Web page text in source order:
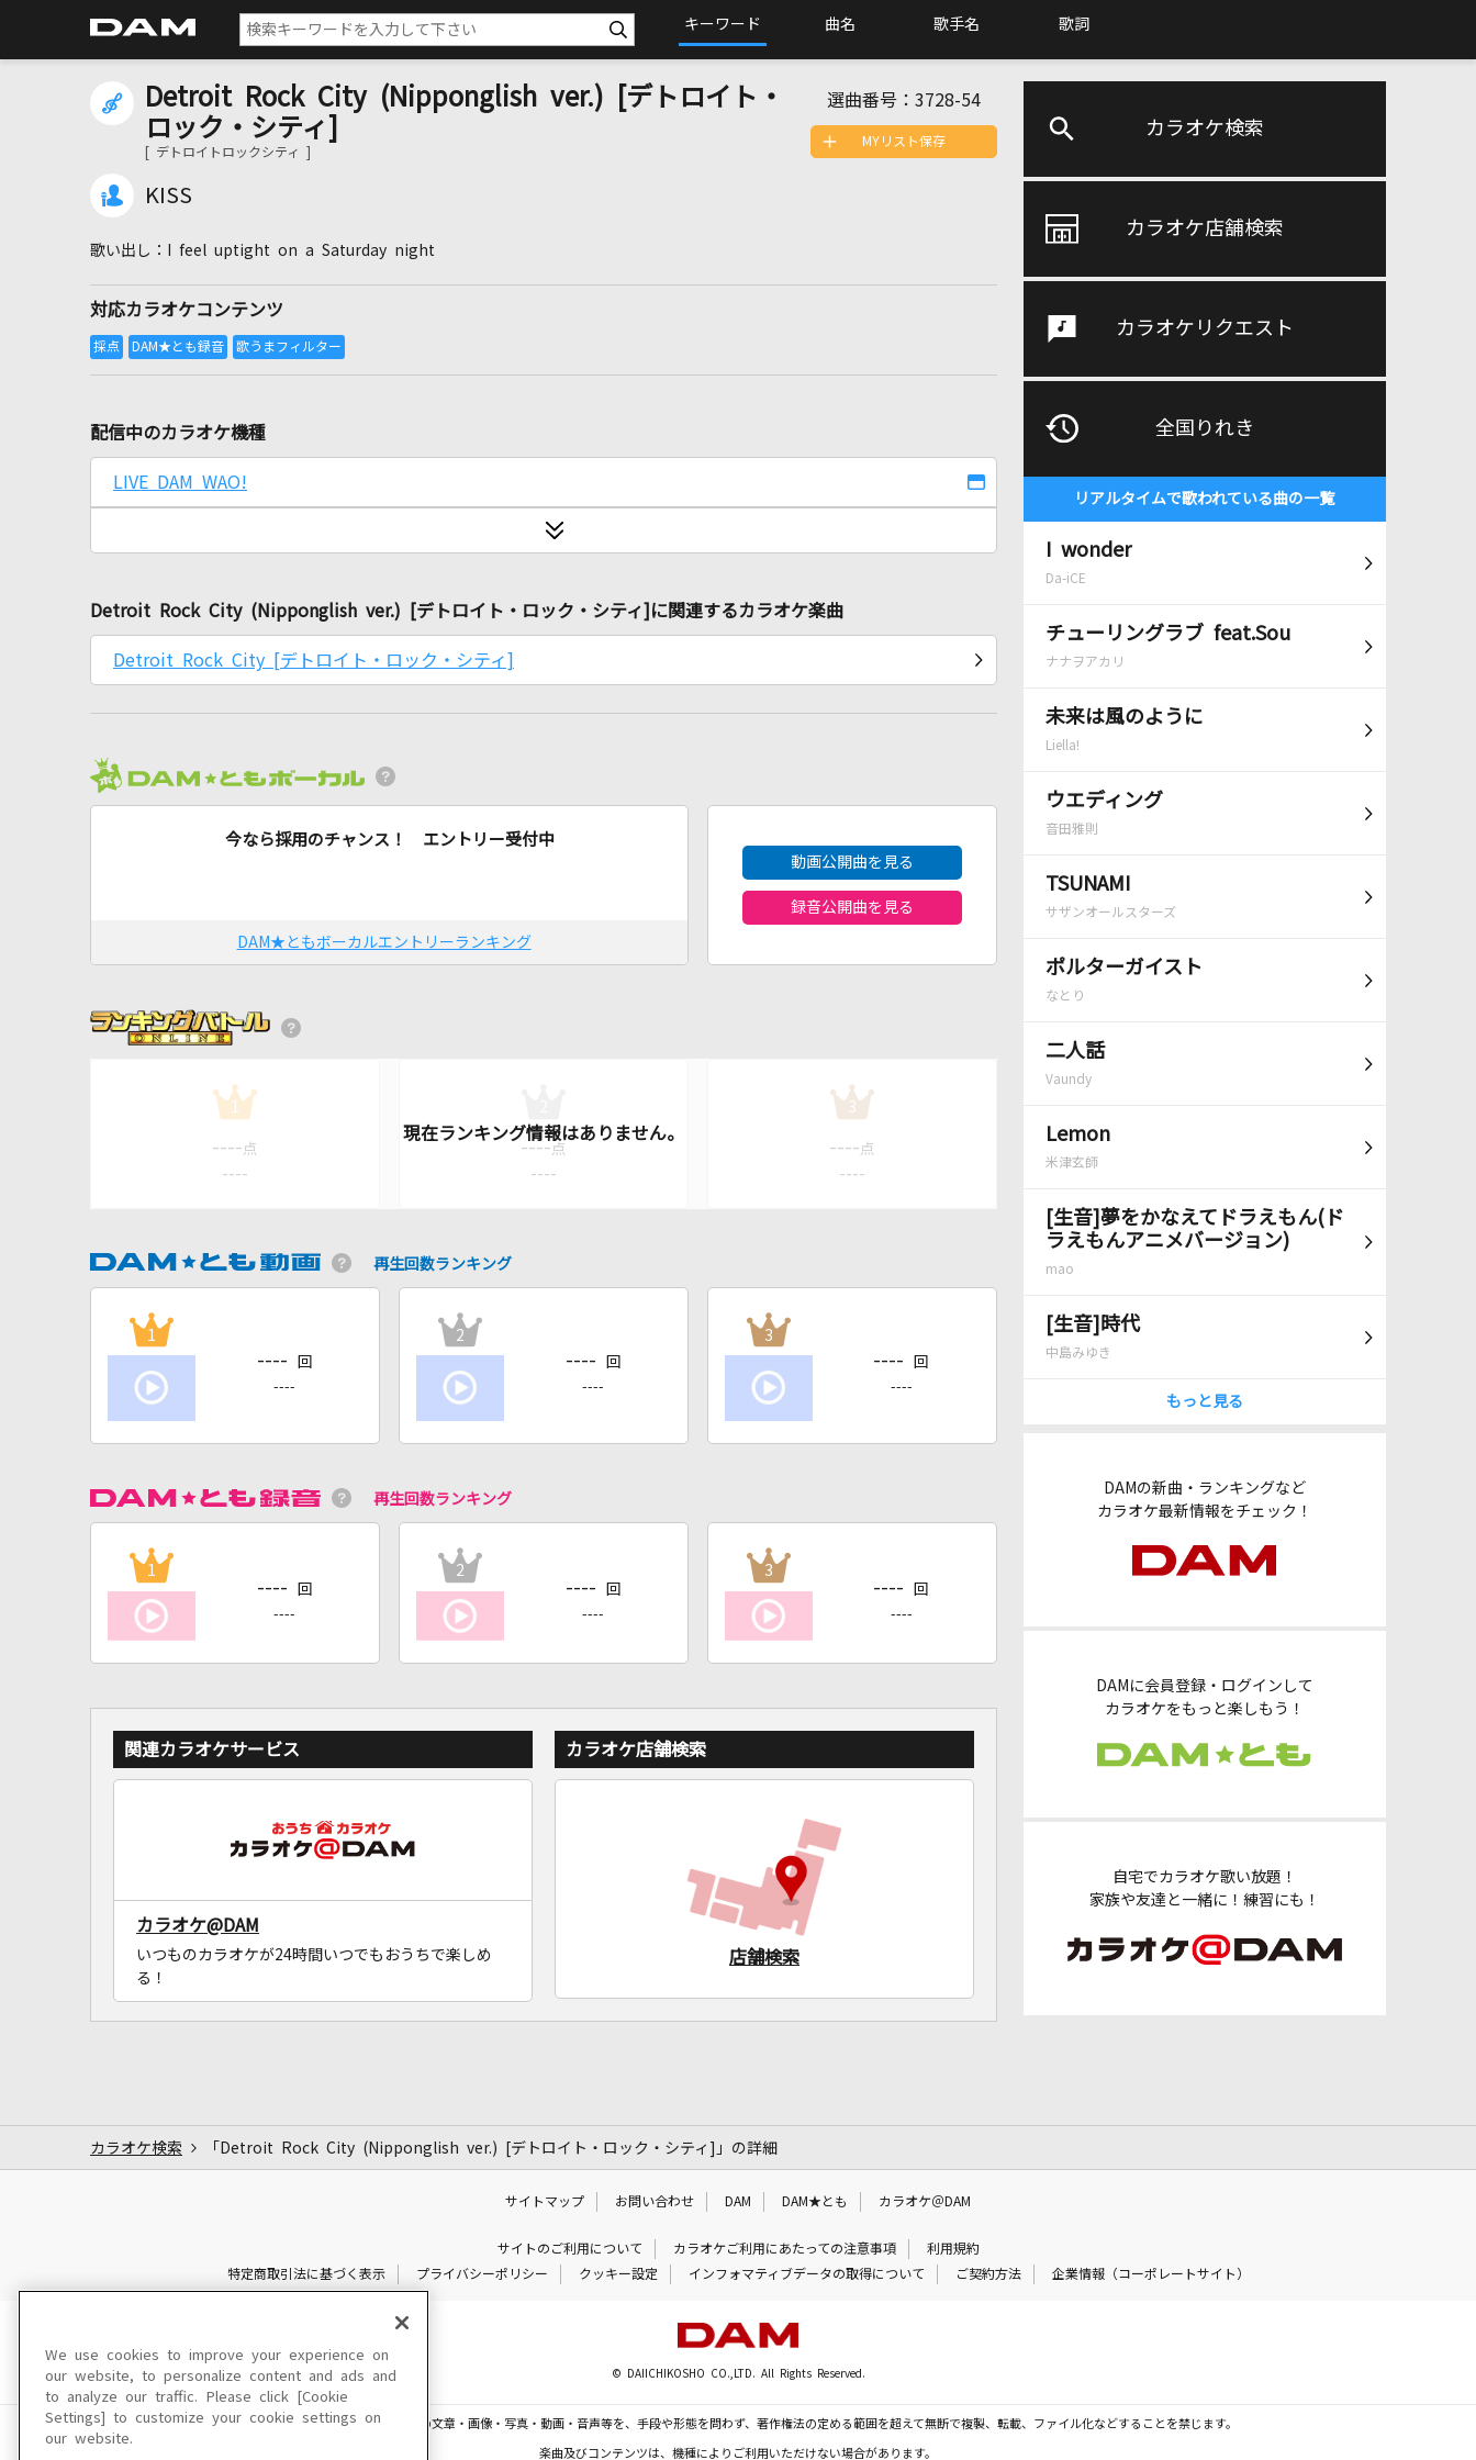
キーワード 曲名 歌手名 歌詞
カラオケ検索
カラオケ店舗検索
カラオケリクエスト
全国りれき
リアルタイムで歌われている曲の一覧
I wonder
Da-iCE
チューリングラブ feat.Sou
ナナヲアカリ
未来は風のように
Liella!
ウエディング
音田雅則
TSUNAMI
サザンオールスターズ
ポルターガイスト
なとり
二人話
Vaundy
Lemon
米津玄師
[生音]夢をかなえてドラえもん(ド
ラえもんアニメバージョン)
mao
[生音]時代
中島みゆき
もっと見る
DAMの新曲・ランキングなど
カラオケ最新情報をチェック！
DAMに会員登録・ログインして
カラオケをもっと楽しもう！
自宅でカラオケ歌い放題！
家族や友達と一緒に！練習にも！
Detroit Rock City (Nipponglish ver.) [デトロイト・
ロック・シティ]
[ デトロイトロックシティ ]
KISS
選曲番号： 3728-54
I feel uptight on a Saturday night
対応カラオケコンテンツ
MYリスト保存
配信中のカラオケ機種
LIVE DAM WAO!
Detroit Rock City (Nipponglish ver.) [デトロイト・ロック・シティ]に関連するカラオケ楽曲
Detroit Rock City [デトロイト・ロック・シティ]
今なら採用のチャンス！ エントリー受付中
DAM★ともボーカルエントリーランキング
動画公開曲を見る
録音公開曲を見る
1
---- 点
----
---- 点
----
3
---- 点
----
再生回数ランキング
1
---- 回
----
2
---- 回
----
3
---- 回
----
再生回数ランキング
1
---- 回
----
2
---- 回
----
3
---- 回
----
関連カラオケサービス
カラオケ@DAM
いつものカラオケが24時間いつでもおうちで楽しめ
る！
カラオケ店舗検索
店舗検索
カラオケ検索 「Detroit Rock City (Nipponglish ver.) [デトロイト・ロック・シティ]」の詳細
サイトマップ お問い合わせ DAM DAM★とも カラオケ＠DAM
サイトのご利用について カラオケご利用にあたっての注意事項
利用規約
特定商取引法に基づく表示
プライバシーポリシー クッキー設定 インフォマティブデータの取得について ご契約方法 企業情報（コーポレートサイト）
© DAIICHIKOSHO CO.,LTD. All Rights Reserved.
このサイトに掲載されている一切の文章・画像・写真・動画・音声等を、手段や形態を問わず、著作権法の定める範囲を超えて無断で複製、転載、ファイル化などすることを禁じます。
楽曲及びコンテンツは、機種によりご利用いただけない場合があります。
We use cookies to improve your experience on
our website, to personalize content and ads and
to analyze our traffic. Please click [Cookie
Settings] to customize your cookie settings on
our website.